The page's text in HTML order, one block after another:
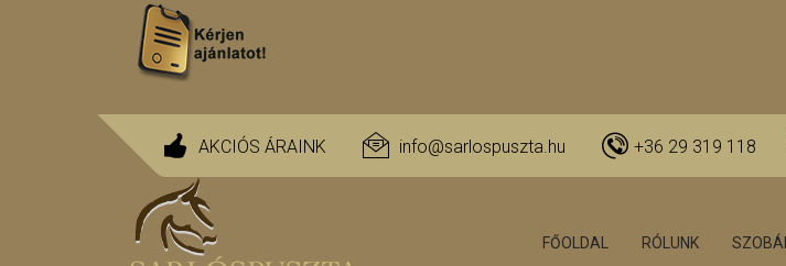
AKCIÓS ÁRAINK info@sarlospuszta.hu +36 29 319 118
FŐOLDAL RÓLUNK